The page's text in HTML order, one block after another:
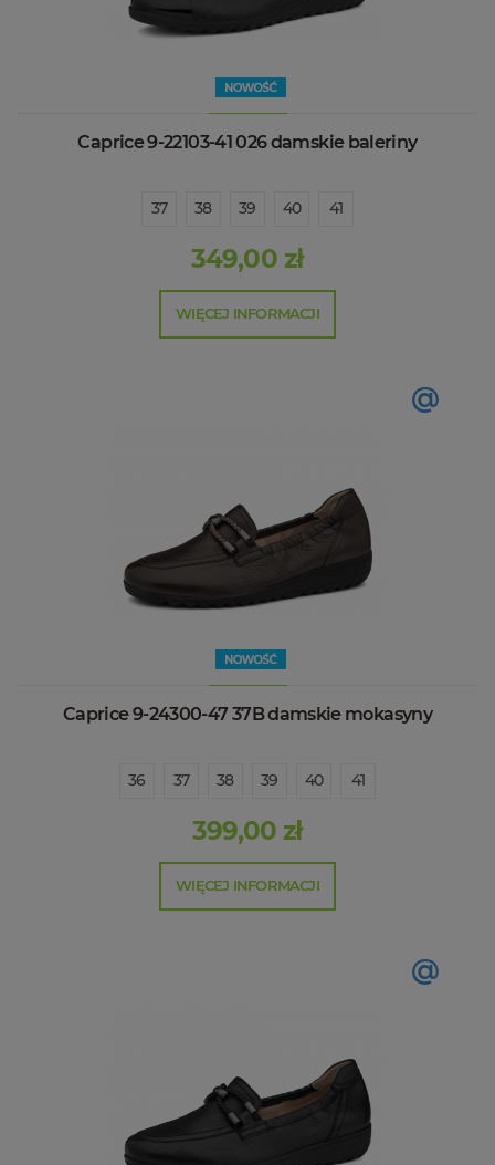
Caprice 9-22103-41 026 damskie baleriny
37 38 39 40 41
349,00 zł
WIĘCEJ INFORMACJI
@
Caprice 9-24300-47 37B damskie mokasyny
36 37 38 39 40 41
399,00 zł
WIĘCEJ INFORMACJI
@